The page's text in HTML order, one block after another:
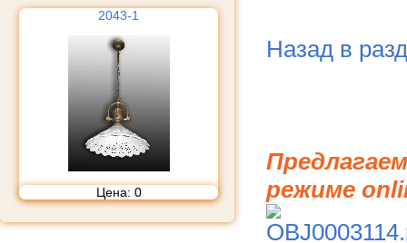
2043-1
Цена: 0
Назад в
режиме